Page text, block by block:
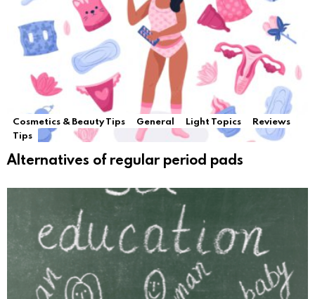
Cosmetics & Beauty Tips General Light Topics
Reviews
Tips
Alternatives of regular period pads